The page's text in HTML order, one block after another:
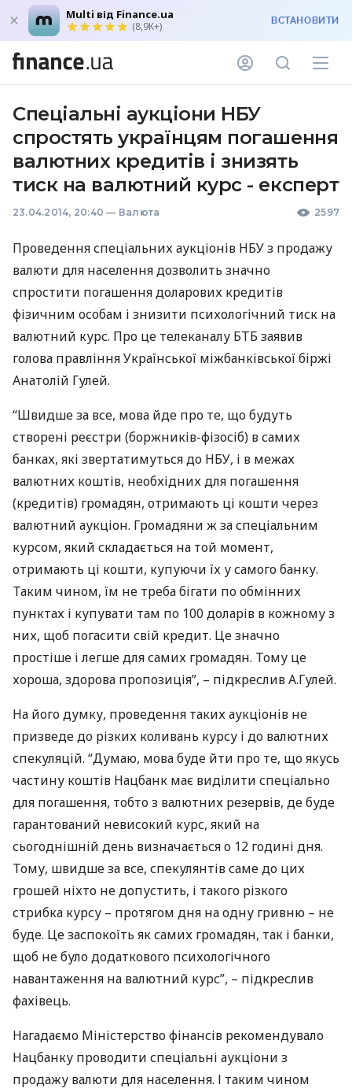
Multi від Finance.ua
(8,9K+) ВСТАНОВИТИ
Спеціальні аукціони НБУ
спростять українцям погашення
валютних кредитів і знизять
тиск на валютний курс - експерт
23.04.2014, 20:40 — Валюта 2597
Проведення спеціальних аукціонів НБУз продажу
валюти для населення дозволить значно
спростити погашення доларових кредитів
фізичним особам і знизити психологічний тиск на
валютний курс. Про це телеканалу БТБзаявив
голова правління Української міжбанківської біржі
Анатолій Гулей.
“Швидше за все, мова йде про те, що будуть
створені реєстри (боржників-фізосіб) в самих
банках, які звертатимуться до НБУ, і в межах
валютних коштів, необхідних для погашення
(кредитів) громадян, отримають ці кошти через
валютний аукціон. Громадяни ж за спеціальним
курсом, який складається на той момент,
отримають ці кошти, купуючи їх у самого банку.
Таким чином, їм не треба бігати по обмінних
пунктах і купувати там по 100 доларів в кожному з
них, щоб погасити свій кредит. Це значно
простіше і легше для самих громадян. Тому це
хороша, здорова пропозиція”, – підкреслив А.Гулей.
На його думку, проведення таких аукціонів не
призведе до різких коливань курсу і до валютних
спекуляцій. “Думаю, мова буде йти про те, що якусь
частину коштів Нацбанк має виділити спеціально
для погашення, тобто з валютних резервів, де буде
гарантований невисокий курс, який на
сьогоднішній день визначається о 12 годині дня.
Тому, швидше за все, спекулянтів саме до цих
грошей ніхто не допустить, і такого різкого
стрибка курсу – протягом дня на одну гривню – не
буде. Це заспокоїть як самих громадян, так і банки,
щоб не було додаткового психологічного
навантаження на валютний курс”, – підкреслив
фахівець.
Нагадаємо Міністерство фінансів рекомендувало
Нацбанку проводити спеціальні аукціони з
продажу валюти для населення. І таким чином